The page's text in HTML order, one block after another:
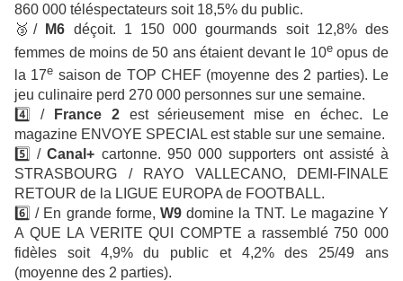
860 000 téléspectateurs soit 18,5% du public.
🥉/ M6 déçoit. 1 150 000 gourmands soit 12,8% des
femmes de moins de 50 ans étaient devant le 10eopus de
la 17e saison de TOP CHEF (moyenne des 2 parties). Le
jeu culinaire perd 270 000 personnes sur une semaine.
4️⃣ / France 2est sérieusement mise en échec. Le
magazine ENVOYE SPECIAL est stable sur une semaine.
5️⃣/Canal+ cartonne. 950 000 supporters ont assisté à
STRASBOURG / RAYO VALLECANO, DEMI-FINALE
RETOUR de la LIGUE EUROPA de FOOTBALL.
6️⃣ / En grande forme, W9domine la TNT. Le magazine Y
A QUE LA VERITE QUI COMPTE a rassemblé 750 000
fidèles soit 4,9% du public et 4,2% des 25/49 ans
(moyenne des 2 parties).